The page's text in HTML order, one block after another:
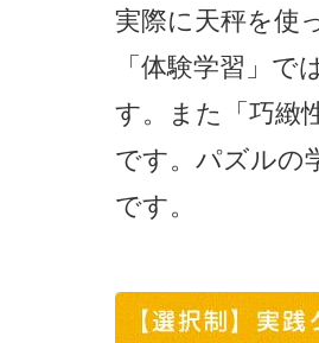
実際に天秤を使
「体験学習」
す。また「巧緻
です。パズルの
です。